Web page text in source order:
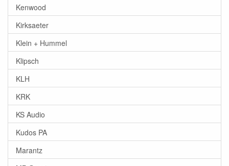
Kenwood
Kirksaeter
Klein + Hummel
Klipsch
KLH
KRK
KS Audio
Kudos PA
Marantz